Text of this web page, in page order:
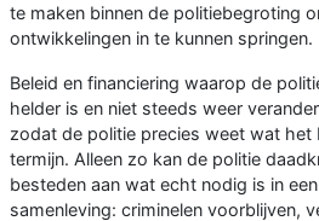
te maken binnen de politiebegroting
ontwikkelingen in te kunnen springen.
Beleid en financiering waarop de
helder is en niet steeds weer
zodat de politie precies weet wat
termijn. Alleen zo kan de politie
besteden aan wat echt nodig is in
samenleving: criminelen voorblijven,